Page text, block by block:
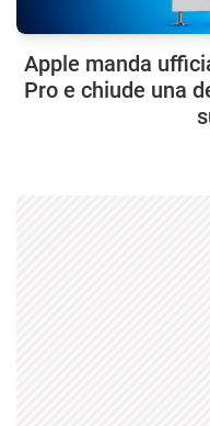
Apple manda
Pro e chiude una